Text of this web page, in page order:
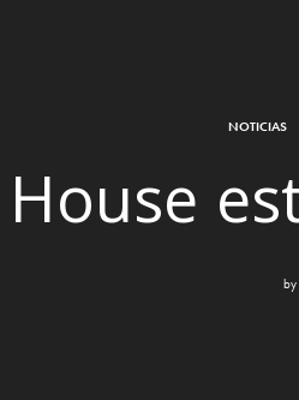
NOTICIAS
by